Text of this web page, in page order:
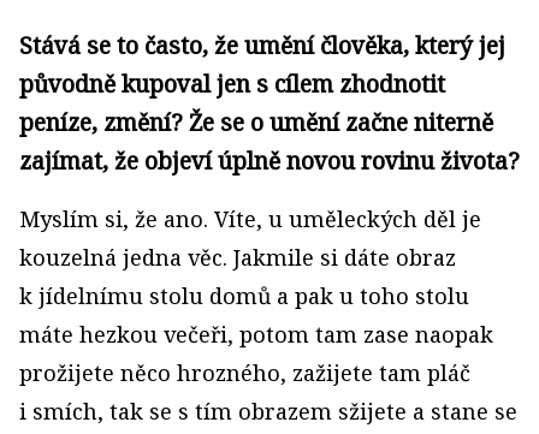
Stává se to často, že umění člověka, který jej
původně kupoval jen s cílem zhodnotit
peníze, změní? Že se o umění začne niterně
zajímat, že objeví úplně novou rovinu života?
Myslím si, že ano. Víte, u uměleckých děl je
kouzelná jedna věc. Jakmile si dáte obraz
k jídelnímu stolu domů a pak u toho stolu
máte hezkou večeři, potom tam zase naopak
prožijete něco hrozného, zažijete tam pláč
i smích, tak se s tím obrazem sžijete a stane se